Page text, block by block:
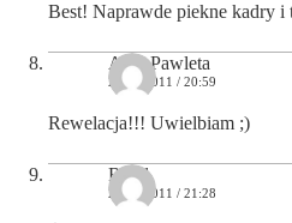
Best! Naprawde piekne kadry i
Ania Pawleta
21/02/2011 / 20:59
Rewelacja!!! Uwielbiam ;)
Rafał
21/02/2011 / 21:28